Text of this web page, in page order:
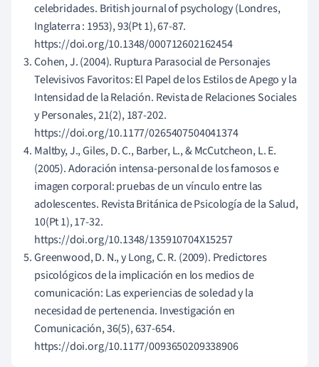
celebridades. British journal of psychology (Londres,
Inglaterra : 1953), 93(Pt 1), 67-87.
https://doi.org/10.1348/000712602162454
Cohen, J. (2004). Ruptura Parasocial de Personajes
Televisivos Favoritos: El Papel de los Estilos de Apego y la
Intensidad de la Relación. Revista de Relaciones Sociales
y Personales, 21(2), 187-202.
https://doi.org/10.1177/0265407504041374
Maltby, J., Giles, D. C., Barber, L., & McCutcheon, L. E.
(2005). Adoración intensa-personal de los famosos e
imagen corporal: pruebas de un vínculo entre las
adolescentes. Revista Británica de Psicología de la Salud,
10(Pt 1), 17-32.
https://doi.org/10.1348/135910704X15257
Greenwood, D. N., y Long, C. R. (2009). Predictores
psicológicos de la implicación en los medios de
comunicación: Las experiencias de soledad y la
necesidad de pertenencia. Investigación en
Comunicación, 36(5), 637-654.
https://doi.org/10.1177/0093650209338906